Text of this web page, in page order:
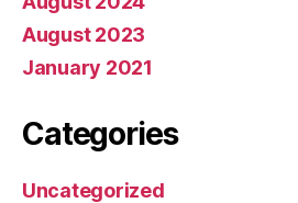
August 2023
January 2021
Categories
Uncategorized